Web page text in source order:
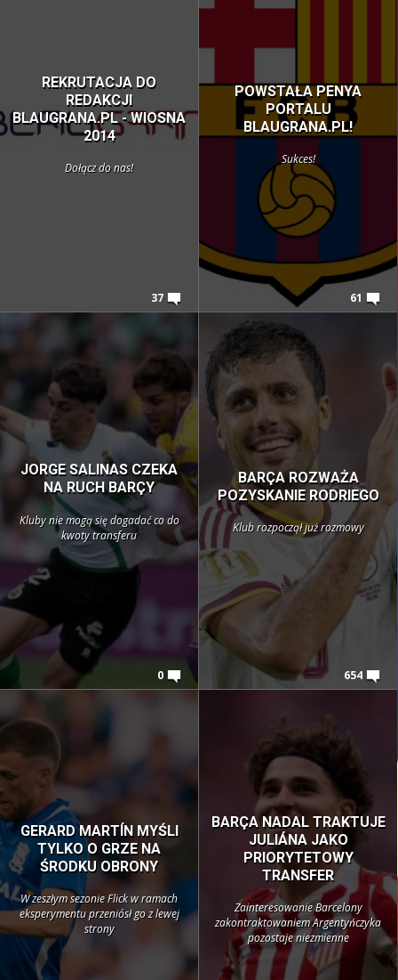
REKRUTACJA DO
REDAKCJI
BLAUGRANA.PL - WIOSNA
2014
Dołącz do nas!
37
POWSTAŁA PENYA
PORTALU
BLAUGRANA.PL!
Sukces!
61
JORGE SALINAS CZEKA
NA RUCH BARÇY
Kluby nie mogą się dogadać co do
kwoty transferu
0
BARÇA ROZWAŻA
POZYSKANIE RODRIEGO
Klub rozpoczął już rozmowy
654
GERARD MARTÍN MYŚLI
TYLKO O GRZE NA
ŚRODKU OBRONY
W zeszłym sezonie Flick w ramach
eksperymentu przeniósł go z lewej
strony
BARÇA NADAL TRAKTUJE
JULIÁNA JAKO
PRIORYTETOWY
TRANSFER
Zainteresowanie Barcelony
zakontraktowaniem Argentyńczyka
pozostaje niezmienne